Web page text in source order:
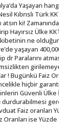
Yaşayan
Kıbrıslı Türk
atsın ki!
Hayırsız Ülke
ne
yaşayan
Paralarını
! Bugünkü Faiz
hiçbir
Güvenli
durdurabilmesi
Faiz oranları
ise Yüzde